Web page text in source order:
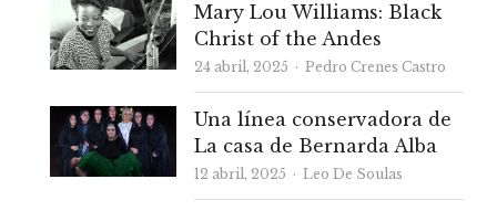
Mary Lou Williams: Black
Christ of the Andes
24 abril, 2025 Autor
Pedro Crenes Castro
Una línea conservadora de
La casa de Bernarda Alba
12 abril, 2025 Autor
Leo De Soulas